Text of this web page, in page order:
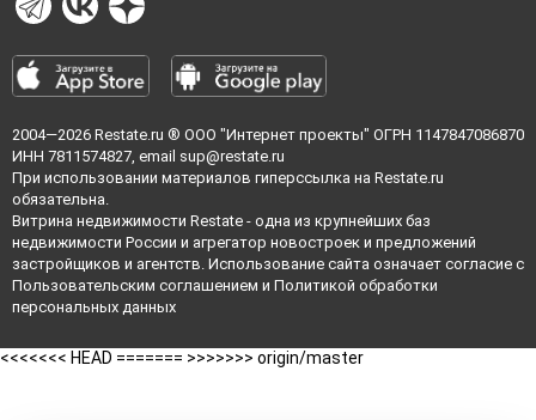
2004—2026 Restate.ru ® ООО "Интернет проекты" ОГРН 1147847086870
ИНН 7811574827, email sup@restate.ru
При использовании материалов гиперссылка на Restate.ru
обязательна.
Витрина недвижимости Restate - одна из крупнейших баз
недвижимости России и агрегатор новостроек и предложений
застройщиков и агентств. Использование сайта означает согласие с
Пользовательским соглашением и Политикой обработки
персональных данных
<<<<<<< HEAD ======= >>>>>>> origin/master